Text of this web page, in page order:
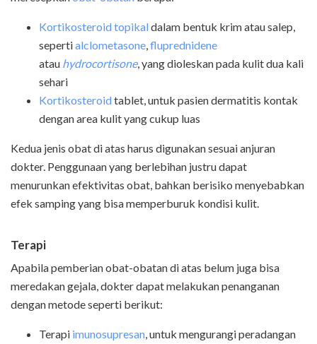
Kortikosteroid topikaldalam bentuk krim atau salep,
sepertialclometasone,fluprednidene
atau hydrocortisone, yang dioleskan pada kulit dua kali
sehari
Kortikosteroidtablet, untuk pasien dermatitis kontak
dengan area kulit yang cukup luas
Kedua jenis obat di atas harus digunakan sesuai anjuran
dokter. Penggunaan yang berlebihan justru dapat
menurunkan efektivitas obat, bahkan berisiko menyebabkan
efek samping yang bisa memperburuk kondisi kulit.
Terapi
Apabila pemberian obat-obatan di atas belum juga bisa
meredakan gejala, dokter dapat melakukan penanganan
dengan metode seperti berikut:
Terapi imunosupresan, untuk mengurangi peradangan